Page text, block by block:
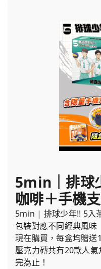
5min｜排球
咖啡＋手機
5min | 排球少年!! 5入
包裝對應不同經典風味
現在購買，每盒均贈送
壓克力磚共有20款人
完為止！